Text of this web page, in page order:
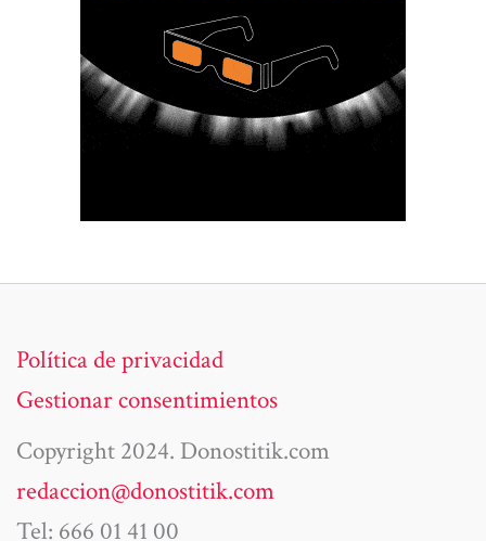
Política de privacidad
Gestionar consentimientos
Copyright 2024. Donostitik.com
redaccion@donostitik.com
Tel: 666 01 41 00